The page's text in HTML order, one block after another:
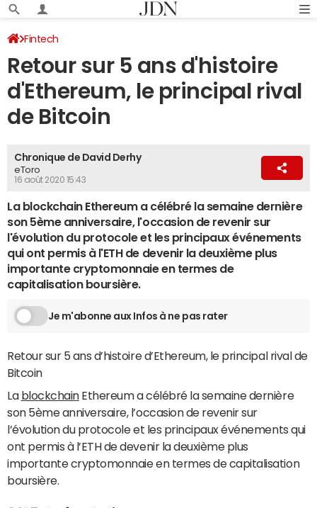
Fintech
Retour sur 5 ans d'histoire
d'Ethereum, le principal rival
de Bitcoin
Chronique de David Derhy
eToro
16 août 2020 15:43
La blockchain Ethereum a célébré la semaine dernière
son 5ème anniversaire, l'occasion de revenir sur
l'évolution du protocole et les principaux événements
qui ont permis à l'ETH de devenir la deuxième plus
importante cryptomonnaie en termes de
capitalisation boursière.
Je m'abonne aux Infos à ne pas rater
Retour sur 5 ans d’histoire d’Ethereum, le principal rival de
Bitcoin
La blockchainEthereum a célébré la semaine dernière
son 5ème anniversaire, l’occasion de revenir sur
l’évolution du protocole et les principaux événements qui
ont permis à l’ETH de devenir la deuxième plus
importante cryptomonnaie en termes de capitalisation
boursière.